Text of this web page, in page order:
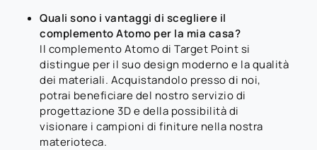
Quali sono i vantaggi di scegliere il
complemento Atomo per la mia casa?
Il complemento Atomo di Target Point si
distingue per il suo design moderno e la qualità
dei materiali. Acquistandolo presso di noi,
potrai beneficiare del nostro servizio di
progettazione 3D e della possibilità di
visionare i campioni di finiture nella nostra
materioteca.